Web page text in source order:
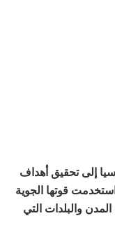
عام 2015، سعت روسيا إلى تحقيق أهداف
قوتها الجوية
والبلدات التي